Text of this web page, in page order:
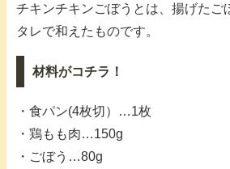
チキンチキンごぼうとは、揚げたご
タレで和えたものです。
材料がコチラ！
・食パン(4枚切）…1枚
・鶏もも肉…150g
・ごぼう…80g